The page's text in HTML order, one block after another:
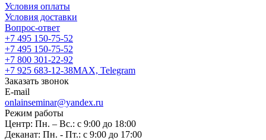
Условия оплаты
Условия доставки
Вопрос-ответ
+7 495 150-75-52
+7 495 150-75-52
+7 800 301-22-92
+7 925 683-12-38MAX, Telegram
Заказать звонок
E-mail
onlainseminar@yandex.ru
Режим работы
Центр: Пн. – Вс.: с 9:00 до 18:00
Деканат: Пн. - Пт.: с 9:00 до 17:00